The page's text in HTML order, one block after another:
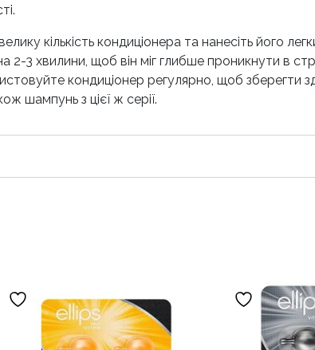
кількість кондиціонера та нанесіть його
2-3 хвилини, щоб він міг глибше проникнути в
кондиціонер регулярно, щоб зберегти
шампунь з цієї ж серії.